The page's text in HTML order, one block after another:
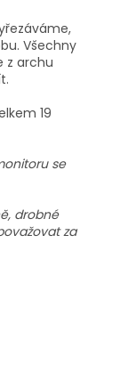
Všechny
z archu
19
se
drobné
za